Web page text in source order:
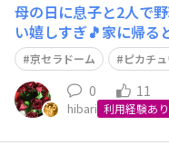
母の日に息子と2人で
い嬉しすぎ🎵家に帰
りがとう💕
京セラドーム ピカチ
0 11
hibari 利用経験あり